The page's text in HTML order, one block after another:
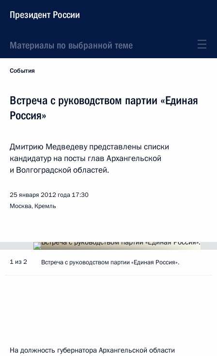
Президент России
Материалы по выбранной теме
События
Встреча с руководством партии «Единая
Россия»
Дмитрию Медведеву представлены списки
кандидатур на посты глав Архангельской
и Волгоградской областей.
25 января 2012 года 17:30
Москва, Кремль
1 из 2 Встреча с руководством партии «Единая Россия».
На должность губернатора Архангельской области